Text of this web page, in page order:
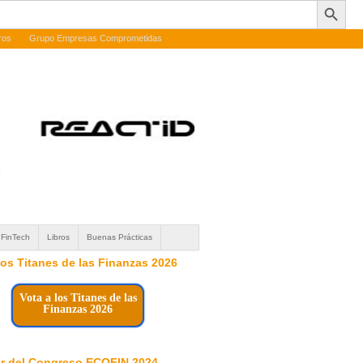
Grupo Empresas Comprometidas
FinTech Libros Buenas Prácticas
Titanes de las Finanzas 2026
Vota a los Titanes de las
Finanzas 2026